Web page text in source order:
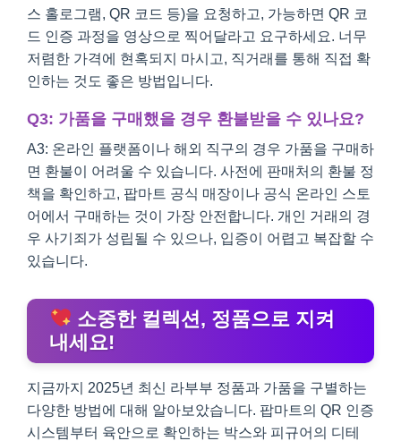
스 홀로그램, QR 코드 등)을 요청하고, 가능하면 QR 코
드 인증 과정을 영상으로 찍어달라고 요구하세요. 너무
저렴한 가격에 현혹되지 마시고, 직거래를 통해 직접 확
인하는 것도 좋은 방법입니다.
Q3: 가품을 구매했을 경우 환불받을 수 있나요?
A3: 온라인 플랫폼이나 해외 직구의 경우 가품을 구매하
면 환불이 어려울 수 있습니다. 사전에 판매처의 환불 정
책을 확인하고, 팝마트 공식 매장이나 공식 온라인 스토
어에서 구매하는 것이 가장 안전합니다. 개인 거래의 경
우 사기죄가 성립될 수 있으나, 입증이 어렵고 복잡할 수
있습니다.
소중한 컬렉션, 정품으로 지켜
내세요!
지금까지 2025년 최신 라부부 정품과 가품을 구별하는
다양한 방법에 대해 알아보았습니다. 팝마트의 QR 인증
시스템부터 육안으로 확인하는 박스와 피규어의 디테